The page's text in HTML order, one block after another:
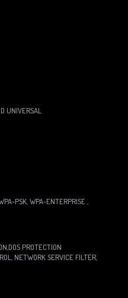
UNIVERSAL
PSK, WPA-ENTERPRISE ,
PROTECTION
NETWORK SERVICE FILTER,